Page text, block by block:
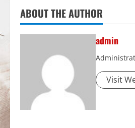
ABOUT THE AUTHOR
admin
Visit